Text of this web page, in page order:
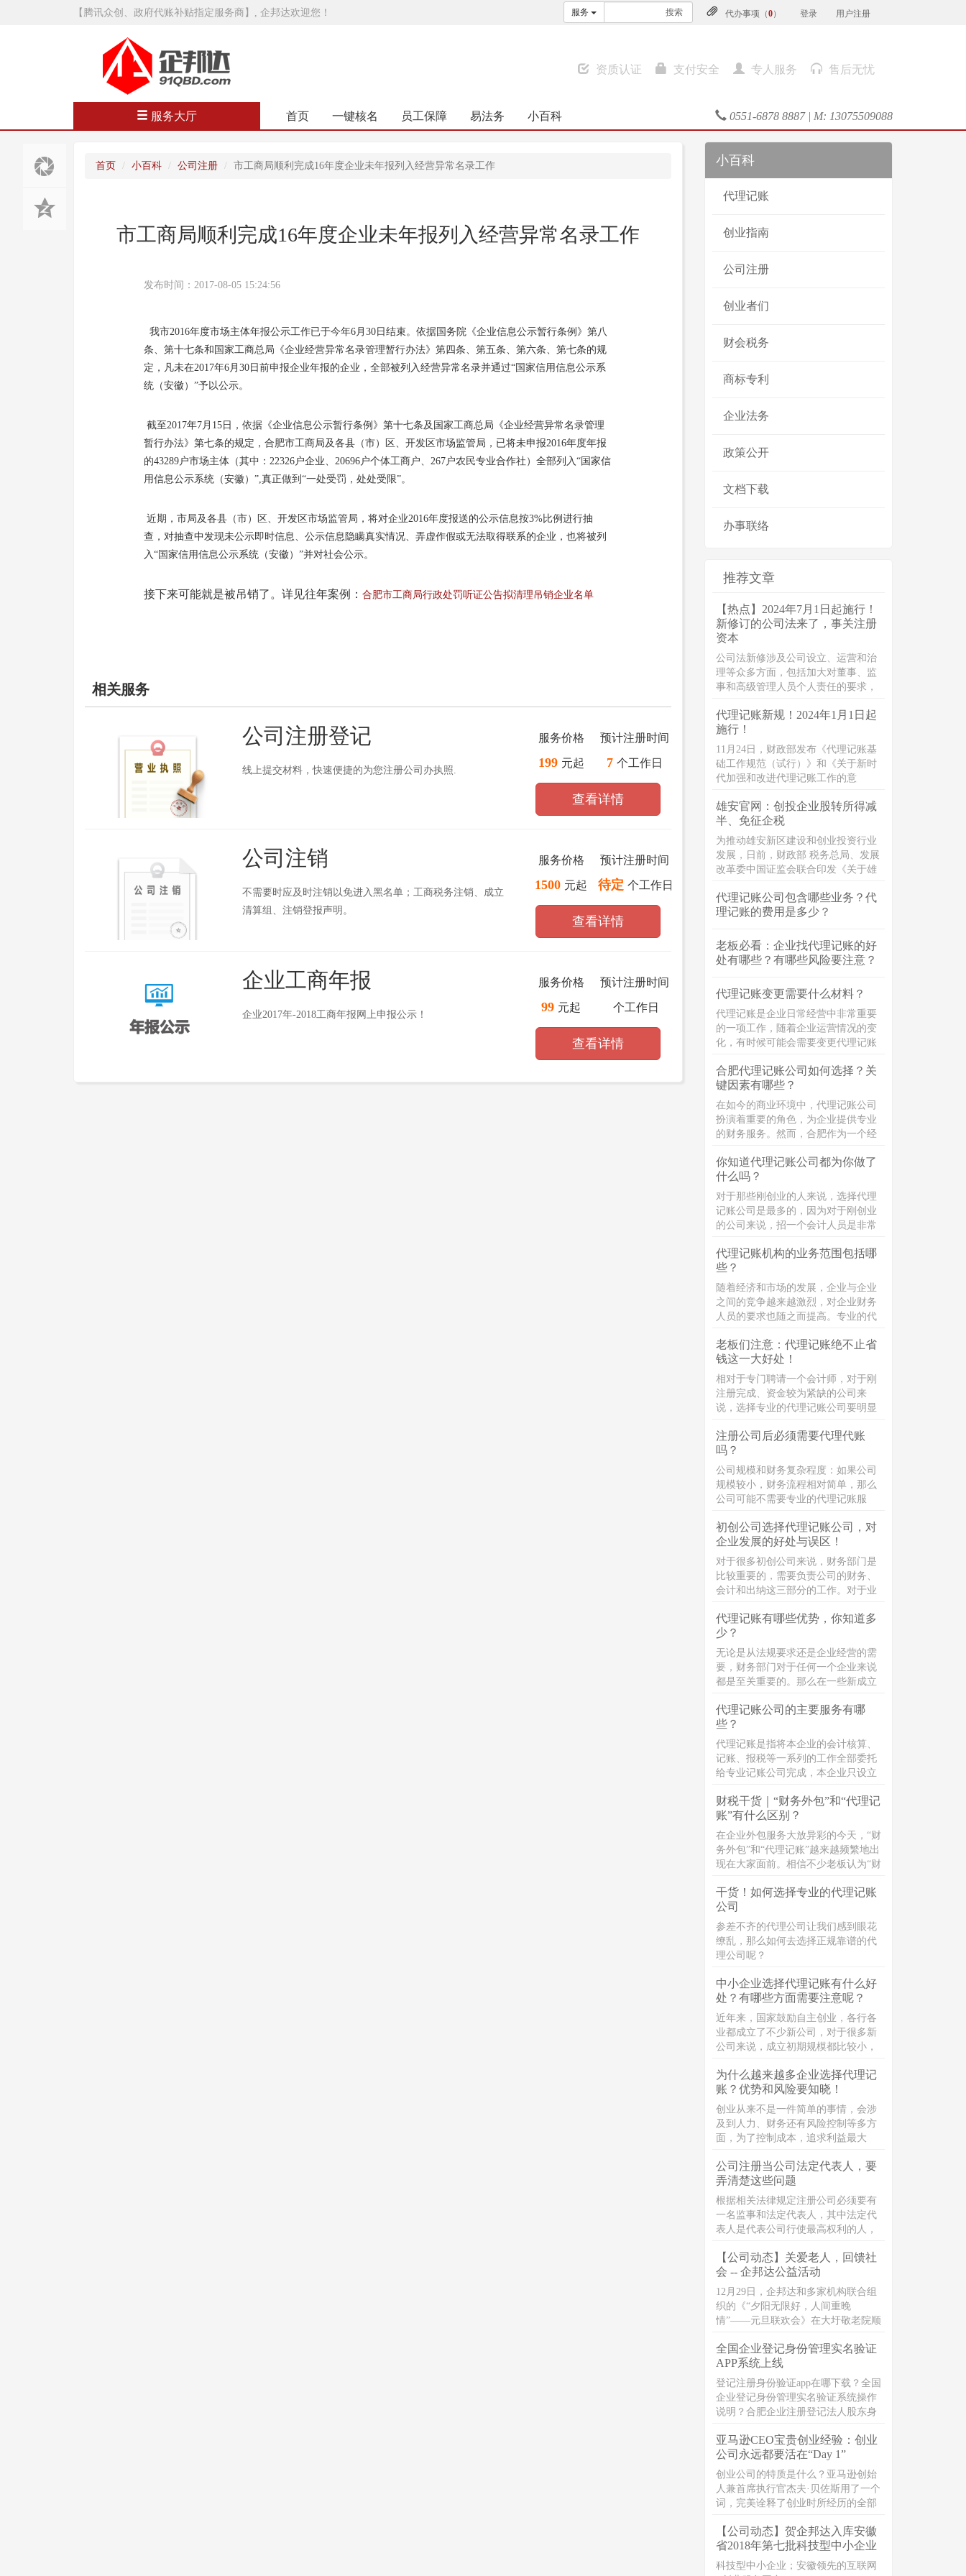
【腾讯众创、政府代账补贴指定服务商】, 企邦达欢迎您！ 代办事项（0） 登录 用户注册
服务 搜索
资质认证 支付安全 专人服务 售后无忧
服务大厅 首页 一键核名 员工保障 易法务 小百科 0551-6878 8887 | M: 13075509088
首页 小百科 公司注册 市工商局顺利完成16年度企业未年报列入经营异常名录工作
市工商局顺利完成16年度企业未年报列入经营异常名录工作
发布时间：2017-08-05 15:24:56
我市2016年度市场主体年报公示工作已于今年6月30日结束。依据国务院《企业信息公示暂行条例》第八
条、第十七条和国家工商总局《企业经营异常名录管理暂行办法》第四条、第五条、第六条、第七条的规
定，凡未在2017年6月30日前申报企业年报的企业，全部被列入经营异常名录并通过“国家信用信息公示系
统（安徽）”予以公示。
截至2017年7月15日，依据《企业信息公示暂行条例》第十七条及国家工商总局《企业经营异常名录管理
暂行办法》第七条的规定，合肥市工商局及各县（市）区、开发区市场监管局，已将未申报2016年度年报
的43289户市场主体（其中：22326户企业、20696户个体工商户、267户农民专业合作社）全部列入“国家信
用信息公示系统（安徽）”,真正做到“一处受罚，处处受限”。
近期，市局及各县（市）区、开发区市场监管局，将对企业2016年度报送的公示信息按3%比例进行抽
查，对抽查中发现未公示即时信息、公示信息隐瞒真实情况、弄虚作假或无法取得联系的企业，也将被列
入“国家信用信息公示系统（安徽）”并对社会公示。
接下来可能就是被吊销了。详见往年案例： 合肥市工商局行政处罚听证公告拟清理吊销企业名单
相关服务
公司注册登记
线上提交材料，快速便捷的为您注册公司办执照.
服务价格
199 元起
预计注册时间
7 个工作日
查看详情
公司注销
不需要时应及时注销以免进入黑名单；工商税务注销、成立
清算组、注销登报声明。
服务价格
1500 元起
预计注册时间
待定 个工作日
查看详情
企业工商年报
企业2017年-2018工商年报网上申报公示！
服务价格
99 元起
预计注册时间
个工作日
查看详情
小百科
代理记账
创业指南
公司注册
创业者们
财会税务
商标专利
企业法务
政策公开
文档下载
办事联络
推荐文章
【热点】2024年7月1日起施行！
新修订的公司法来了，事关注册
资本
公司法新修涉及公司设立、运营和治
理等众多方面，包括加大对董事、监
事和高级管理人员个人责任的要求，
无论公司法人、股东、投资者、中高
管理层都格外关注此次新法对公司经
营乃至公司章程设计的实际影响，无
论是身处其中的法务，还是从事公司
业务的民商事律师，都需要透彻掌握
代理记账新规！2024年1月1日起
施行！
11月24日，财政部发布《代理记账基
础工作规范（试行）》和《关于新时
代加强和改进代理记账工作的意
雄安官网：创投企业股转所得减
半、免征企税
为推动雄安新区建设和创业投资行业
发展，日前，财政部 税务总局、发展
改革委中国证监会联合印发《关于雄
所得税试点政策的通知》（财税
〔2023〕40号）（以下简称《通
有关批复精神，在雄安新区试行公司
型创业投资企业的企业所得税优惠政
代理记账公司包含哪些业务？代
理记账的费用是多少？
老板必看：企业找代理记账的好
处有哪些？有哪些风险要注意？
代理记账变更需要什么材料？
代理记账是企业日常经营中非常重要
的一项工作，随着企业运营情况的变
化，有时候可能会需要变更代理记账
要准备哪些材料呢？接下来，小编将
为大家详细介绍！
合肥代理记账公司如何选择？关
键因素有哪些？
在如今的商业环境中，代理记账公司
扮演着重要的角色，为企业提供专业
的财务服务。然而，合肥作为一个经
如何选择一家优秀的代理记账公司成
为了许多企业主的难题。本文将详细
介绍选择合肥代理记账公司时需要考
虑的关键方面，帮助企业主做出明智
的决策。
你知道代理记账公司都为你做了
什么吗？
对于那些刚创业的人来说，选择代理
记账公司是最多的，因为对于刚创业
的公司来说，招一个会计人员是非常
司，选择代理记账你知道，代理记账
公司都为你做了什么吗？
代理记账机构的业务范围包括哪
些？
随着经济和市场的发展，企业与企业
之间的竞争越来越激烈，对企业财务
人员的要求也随之而提高。专业的代
对市场的风险和不确定因素作出合理
的判断，适应市场和经济的需要。那
么，代理记账机构的业务范围包括哪
些?接下来，企常青为您整理介绍：
老板们注意：代理记账绝不止省
钱这一大好处！
相对于专门聘请一个会计师，对于刚
注册完成、资金较为紧缺的公司来
说，选择专业的代理记账公司要明显
气，相应地会导致公司经营的业务较
少。如果聘请一个专职的会计师，除
了要支付几千块钱的工资以外，还得
为其缴纳社保，跟
注册公司后必须需要代理代账
吗？
公司规模和财务复杂程度：如果公司
规模较小，财务流程相对简单，那么
公司可能不需要专业的代理记账服
流程较为复杂，那么聘请专业的代理
记账公司可能会更加合适。
初创公司选择代理记账公司，对
企业发展的好处与误区！
对于很多初创公司来说，财务部门是
比较重要的，需要负责公司的财务、
会计和出纳这三部分的工作。对于业
能就是一个人来负责，但这显然是不
合规的，会给企业的财务安全带来重
大的安全隐患。财务人员挪用公款炒
股、赌博甚至是打赏主播，近年来也
屡见不鲜。
代理记账有哪些优势，你知道多
少？
无论是从法规要求还是企业经营的需
要，财务部门对于任何一个企业来说
都是至关重要的。那么在一些新成立
模小、业务简单、正处于创业初期会
自然而然地考虑选择招聘一名会计或
是兼职会计;对于规模较大的企业来
说，常常是通过直接招聘会计人员来
组建财务部门进行管理。因此很多企
记账也可称之为财务代理，是指将本
企业的会计核算、记账、报税等一系
完成，本企业只设立出纳人员，负责
日常货币收支业务和财产保管等工
作。
代理记账公司的主要服务有哪
些？
代理记账是指将本企业的会计核算、
记账、报税等一系列的工作全部委托
给专业记账公司完成，本企业只设立
财产保管等工作的管理活动。代理记
账的业务内容主要包括:审核原始凭
证，代制记账凭证，编制会计账簿，
编制会计报表，纳税申报，编制季度
财务分析报告；财税政策推广，财税
财税干货｜“财务外包”和“代理记
账”有什么区别？
在企业外包服务大放异彩的今天，“财
务外包”和“代理记账”越来越频繁地出
现在大家面前。相信不少老板认为“财
务，通过第三方机构打理公司的财
务，两者只是名义上的不同。其
实，“财务外包"和“代理记账"有很大
的区别。
干货！如何选择专业的代理记账
公司
参差不齐的代理公司让我们感到眼花
缭乱，那么如何去选择正规靠谱的代
理公司呢？
中小企业选择代理记账有什么好
处？有哪些方面需要注意呢？
近年来，国家鼓励自主创业，各行各
业都成立了不少新公司，对于很多新
公司来说，成立初期规模都比较小，
系列难题，一些公司还面临较为沉重
的资金压力。对于新成立的公司来
说，为了节约企业经营成本，又保证
企业记账报税质量，把工商税务问题
交给代理记账公司来打理，专业的事
的选择。
为什么越来越多企业选择代理记
账？优势和风险要知晓！
创业从来不是一件简单的事情，会涉
及到人力、财务还有风险控制等多方
面，为了控制成本，追求利益最大
那代理记账是什么呢？
公司注册当公司法定代表人，要
弄清楚这些问题
根据相关法律规定注册公司必须要有
一名监事和法定代表人，其中法定代
表人是代表公司行使最高权利的人，
编整理了公司法定代表人相关问题整
理，一起来看下吧。
【公司动态】关爱老人，回馈社
会 -- 企邦达公益活动
12月29日，企邦达和多家机构联合组
织的《“夕阳无限好，人间重晚
情”——元旦联欢会》在大圩敬老院顺
在元旦之前，一起带着爱心礼品，以
及真诚的祝福，走进敬老院，献爱
心，暖人心
全国企业登记身份管理实名验证
APP系统上线
登记注册身份验证app在哪下载？全国
企业登记身份管理实名验证系统操作
说明？合肥企业注册登记法人股东身
亚马逊CEO宝贵创业经验：创业
公司永远都要活在“Day 1”
创业公司的特质是什么？亚马逊创始
人兼首席执行官杰夫·贝佐斯用了一个
词，完美诠释了创业时所经历的全部
1”，也就是每天都要像创业第一天那
样运营公司。
【公司动态】贺企邦达入库安徽
省2018年第七批科技型中小企业
科技型中小企业；安徽领先的互联网